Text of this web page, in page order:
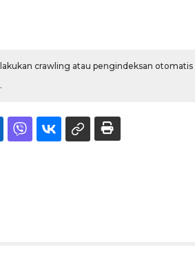
crawling atau pengindeksan otomatis